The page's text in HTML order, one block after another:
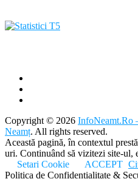
Copyright © 2026 InfoNeamt.Ro
Neamț. All rights reserved.
Această pagină, în contextul
uri. Continuând să vizitezi site-ul,
Setari Cookie
ACCEPT
Politica de Confidentialitate &